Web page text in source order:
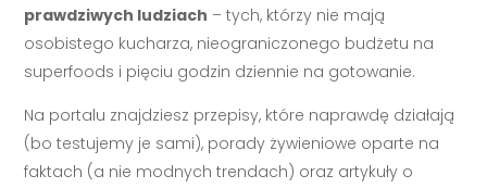
prawdziwych ludziach – tych, którzy nie mają
osobistego kucharza, nieograniczonego budżetu na
superfoods i pięciu godzin dziennie na gotowanie.
Na portalu znajdziesz przepisy, które naprawdę działają
(bo testujemy je sami), porady żywieniowe oparte na
faktach (a nie modnych trendach) oraz artykuły o